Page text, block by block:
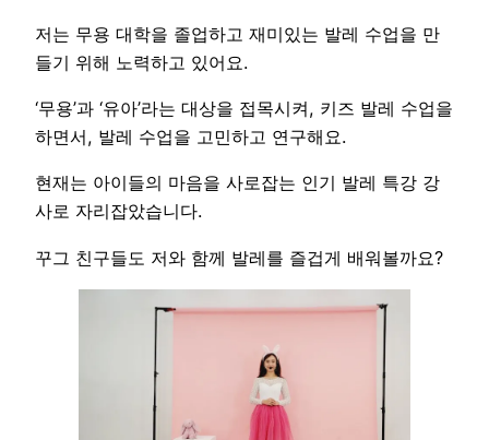
저는 무용 대학을 졸업하고 재미있는 발레 수업을 만
들기 위해 노력하고 있어요.
‘무용’과 ‘유아’라는 대상을 접목시켜, 키즈 발레 수업을
하면서, 발레 수업을 고민하고 연구해요.
현재는 아이들의 마음을 사로잡는 인기 발레 특강 강
사로 자리잡았습니다.
꾸그 친구들도 저와 함께 발레를 즐겁게 배워볼까요?